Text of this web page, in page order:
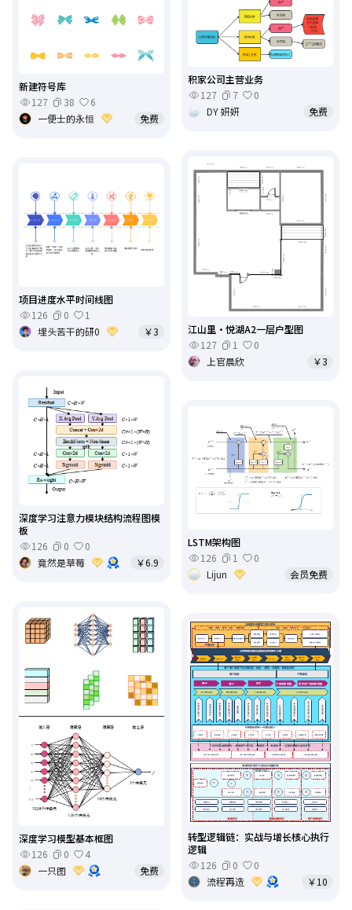
新建符号库
127
38
6
一便士的永恒
免费
积家公司主营业务
127
7
0
DY 妍妍
免费
江山里·悦湖A2一层户型图
127
1
0
上官晨欣
￥3
项目进度水平时间线图
126
0
1
埋头苦干的研0
￥3
深度学习注意力模块结构流程图模
板
126
0
0
竟然是草莓
￥6.9
LSTM架构图
126
1
0
Lijun
会员免费
深度学习模型基本框图
126
0
4
一只图
免费
转型逻辑链：实战与增长核心执行
逻辑
126
0
0
流程再造
￥10